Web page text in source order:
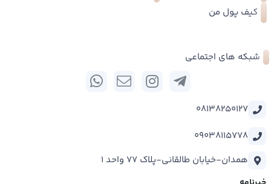
کیف پول من
شبکه های اجتماعی
08138250127
09038115778
همدان-خیابان طالقانی-پلاک 77 واحد 1